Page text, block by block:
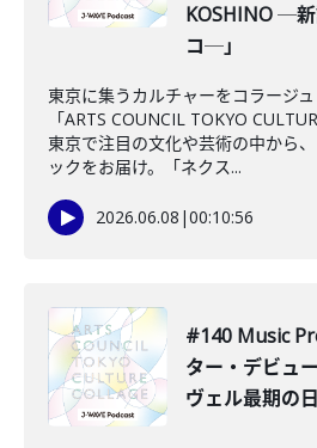
KOSHINO ─
コ─」
東京に集うカルチャーをコラージ
「ARTS COUNCIL TOKYO
東京で注目の文化や芸術の中から
ックをお届け。「ネクス...
2026.06.08 |00:10:56
#140 Music
ター・デビュ
ヴェル最期の日